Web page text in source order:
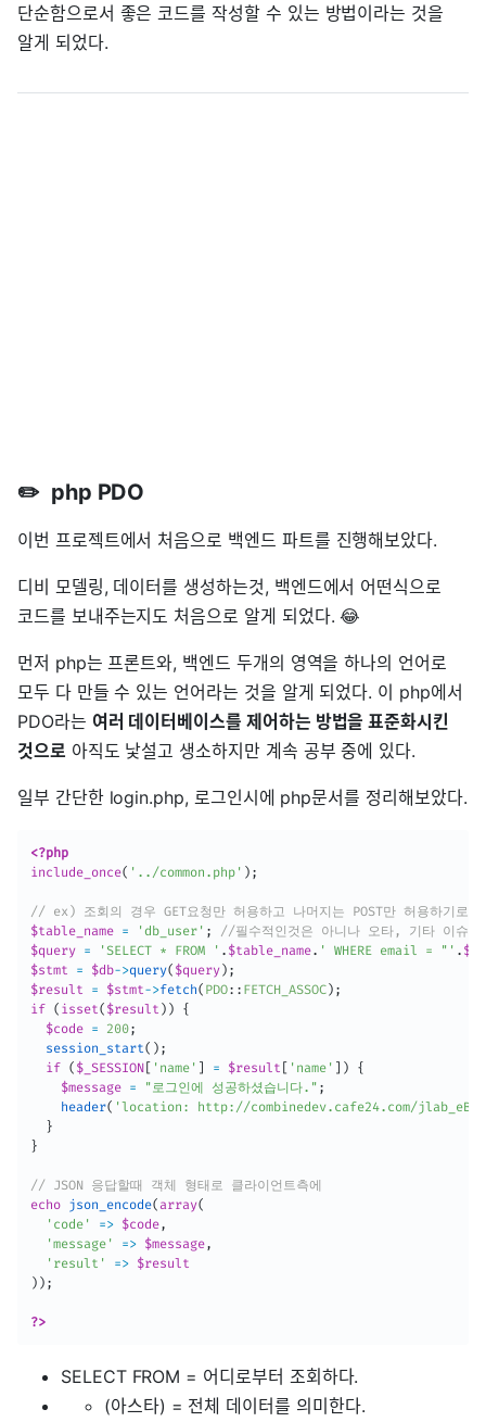
단순함으로서 좋은 코드를 작성할 수 있는 방법이라는 것을
알게 되었다.
✏️ php PDO
이번 프로젝트에서 처음으로 백엔드 파트를 진행해보았다.
디비 모델링, 데이터를 생성하는것, 백엔드에서 어떤식으로
코드를 보내주는지도 처음으로 알게 되었다. 😂
먼저 php는 프론트와, 백엔드 두개의 영역을 하나의 언어로
모두 다 만들 수 있는 언어라는 것을 알게 되었다. 이 php에서
PDO라는 여러 데이터베이스를 제어하는 방법을 표준화시킨
것으로 아직도 낯설고 생소하지만 계속 공부 중에 있다.
일부 간단한 login.php, 로그인시에 php문서를 정리해보았다.
<?php
include_once( '../common.php' ) ;
// ex) 조회의 경우 GET요청만 허용하고 나머지는 POST만 허용하기로
$table_name = 'db_user' ;
//필수적인것은 아니나 오타, 기타 이슈
$query = 'SELECT * FROM ' . $table_name. ' WHERE email = "' .
$stmt
= $db->query( $query) ;
$result
= $stmt->fetch( PDO: : FETCH_ASSOC) ;
if ( isset( $result ) )
{
$code = 200;
session_start( ) ;
if ( $_SESSION[ 'name' ] = $result [ 'name' ] )
{
$message = "로그인에 성공하셨습니다." ;
header( 'location: http://combinedev.cafe24.com/
}
}
// JSON 응답할때 객체 형태로 클라이언트측에
echo json_encode(array(
'code'
=> $code,
'message'
=> $message,
'result'
=> $result
) ) ;
?>
SELECT FROM = 어디로부터 조회하다.
(아스타) = 전체 데이터를 의미한다.